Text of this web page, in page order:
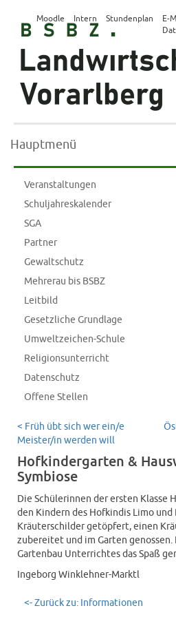
Moodle Intern Stundenplan E-
Hauptmenü
Veranstaltungen
Schuljahreskalender
SGA
Partner
Gewaltschutz
Mehrerau bis BSBZ
Leitbild
Gesetzliche Grundlage
Umweltzeichen-Schule
Religionsunterricht
Datenschutz
Offene Stellen
< Früh übt sich wer ein/e
Meister/in werden will
Hofkindergarten &
Symbiose
Die Schülerinnen der ersten Klasse
den Kindern des Hofkindis Limo und
Kräuterschilder getöpfert, einen
zubereitet und im Garten
Gartenbau Unterrichtes das Spaß
Ingeborg Winklehner-Marktl
<- Zurück zu: Informationen